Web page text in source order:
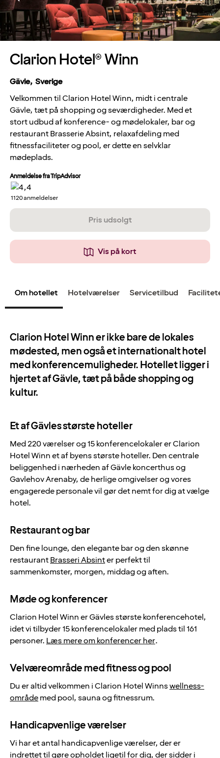
Clarion Hotel® Winn
Gävle, Sverige
Velkommen til Clarion Hotel Winn, midt i centrale
Gävle, tæt på shopping og seværdigheder. Med et
stort udbud af konference- og mødelokaler, bar og
restaurant Brasserie Absint, relaxafdeling med
fitnessfaciliteter og pool, er dette en selvklar
mødeplads.
Anmeldelse fra TripAdvisor
1120anmeldelser
Pris udsolgt
Vis på kort
Om hotellet Hotelværelser Servicetilbud
Clarion Hotel Winn er ikke bare de lokales
mødested, men også et internationalt hotel
med konferencemuligheder. Hotellet ligger i
hjertet af Gävle, tæt på både shopping og
kultur.
Et af Gävles største hoteller
Med 220 værelser og 15 konferencelokaler er Clarion
Hotel Winn et af byens største hoteller. Den centrale
beliggenhed i nærheden af Gävle koncerthus og
Gavlehov Arenaby, de herlige omgivelser og vores
engagerede personale vil gør det nemt for dig at vælge
hotel.
Restaurant og bar
Den fine lounge, den elegante bar og den skønne
restaurantBrasseri Absinter perfekt til
sammenkomster, morgen, middag og aften.
Møde og konferencer
Clarion Hotel Winn er Gävles største konferencehotel,
idet vi tilbyder 15 konferencelokaler med plads til 161
personer. Læs mere om konferencer her.
Velværeområde med fitness og pool
Du er altid velkommen i Clarion Hotel Winnswellness-
områdemed pool, sauna og fitnessrum.
Handicapvenlige værelser
Vi har et antal handicapvenlige værelser, der er
indrettet til gøre opholdet ligetil for dig, der sidder i